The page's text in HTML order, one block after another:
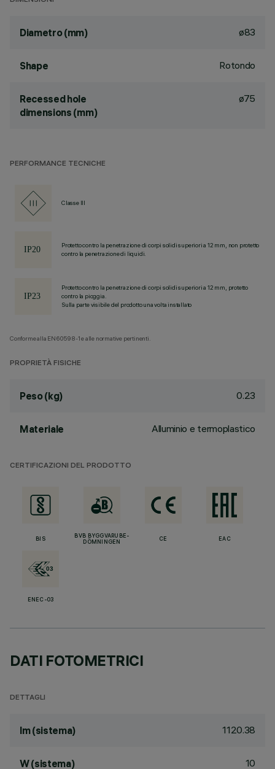
Diametro (mm) ø83
Shape Rotondo
Recessed hole
dimensions (mm)
ø75
PERFORMANCE TECNICHE
Classe III
Protetto contro la penetrazione di corpi solidi superiori a 12 mm, non protetto
contro la penetrazione di liquidi.
Protetto contro la penetrazione di corpi solidi superiori a 12 mm, protetto
contro la pioggia.
Sulla parte visibile del prodotto una volta installato
Conforme alla EN60598-1 e alle normative pertinenti.
PROPRIETÀ FISICHE
Peso (kg) 0.23
Materiale Alluminio e termoplastico
CERTIFICAZIONI DEL PRODOTTO
BIS
BVB BYGGVARUBE-
DÖMNINGEN
CE EAC
ENEC-03
DATI FOTOMETRICI
DETTAGLI
lm (sistema) 1120.38
W (sistema) 10